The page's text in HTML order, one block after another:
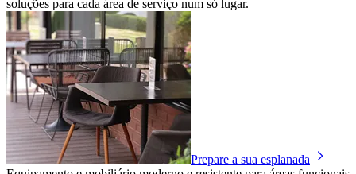
soluções para cada área de serviço num só lugar.
Prepare a sua esplanada